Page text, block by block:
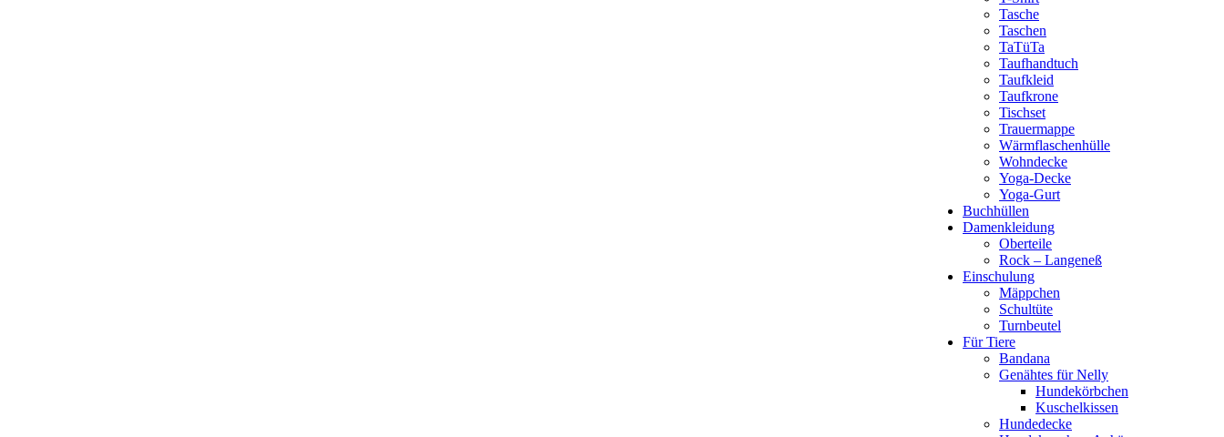
Tasche
Taschen
TaTüTa
Taufhandtuch
Taufkleid
Taufkrone
Tischset
Trauermappe
Wärmflaschenhülle
Wohndecke
Yoga-Decke
Yoga-Gurt
Buchhüllen
Damenkleidung
Oberteile
Rock – Langeneß
Einschulung
Mäppchen
Schultüte
Turnbeutel
Für Tiere
Bandana
Genähtes für Nelly
Hundekörbchen
Kuschelkissen
Hundedecke